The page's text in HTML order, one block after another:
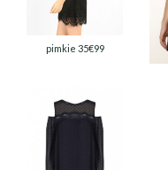
pimkie 35€99